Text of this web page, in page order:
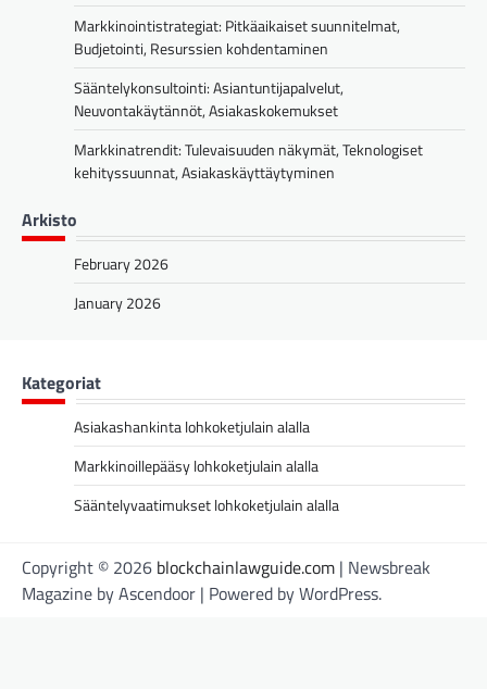
Markkinointistrategiat: Pitkäaikaiset suunnitelmat,
Budjetointi, Resurssien kohdentaminen
Sääntelykonsultointi: Asiantuntijapalvelut,
Neuvontakäytännöt, Asiakaskokemukset
Markkinatrendit: Tulevaisuuden näkymät, Teknologiset
kehityssuunnat, Asiakaskäyttäytyminen
Arkisto
February 2026
January 2026
Kategoriat
Asiakashankinta lohkoketjulain alalla
Markkinoillepääsy lohkoketjulain alalla
Sääntelyvaatimukset lohkoketjulain alalla
Copyright © 2026 blockchainlawguide.com | Newsbreak
Magazine byAscendoor | Powered byWordPress.